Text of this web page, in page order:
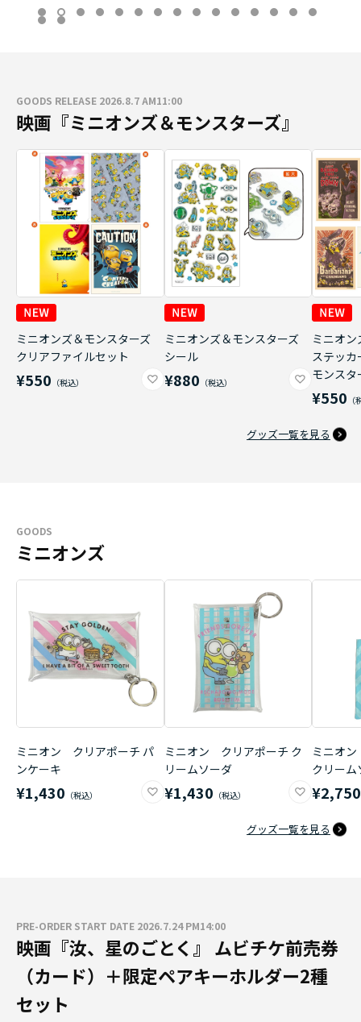
GOODS RELEASE 2026.8.7 AM11:00
映画『ミニオンズ＆モンスターズ』
ミニオンズ＆モンスターズ
クリアファイルセット
¥550
ミニオンズ＆モンスターズ
シール
¥880
ミニオ
ステッ
モンスタ
¥550
グッズ一覧を見る
GOODS
ミニオンズ
ミニオン クリアポーチ パ
ンケーキ
¥1,430
ミニオン クリアポーチ ク
リームソーダ
¥1,430
ミニオ
クリーム
¥2,750
グッズ一覧を見る
PRE-ORDER START DATE 2026.7.24 PM14:00
映画『汝、星のごとく』 ムビチケ前売券
（カード）＋限定ペアキーホルダー2種
セット